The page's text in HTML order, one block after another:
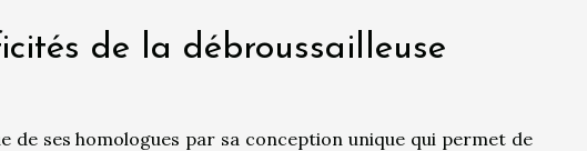
de la débroussailleuse
de ses homologues par sa conception unique qui permet de